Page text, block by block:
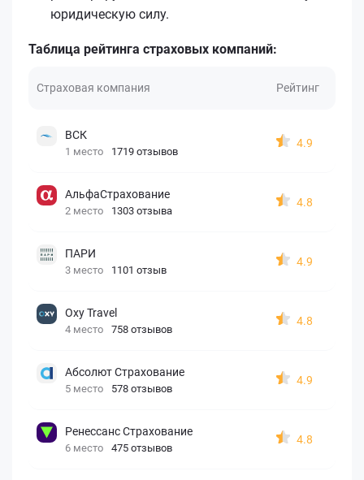
юридическую силу.
Таблица рейтинга страховых компаний:
Страховая компания Рейтинг
ВСК
1 место 1719 отзывов
4.9
АльфаСтрахование
2 место 1303 отзыва
4.8
ПАРИ
3 место 1101 отзыв
4.9
Oxy Travel
4 место 758 отзывов
4.8
Абсолют Страхование
5 место 578 отзывов
4.9
Ренессанс Страхование
6 место 475 отзывов
4.8